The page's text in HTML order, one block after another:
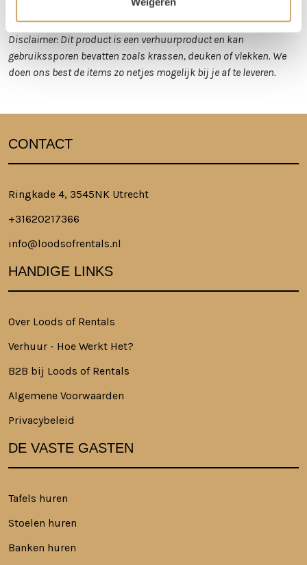
Disclaimer: Dit product is een verhuurproduct en kan
gebruikssporen bevatten zoals krassen, deuken of vlekken. We
doen ons best de items zo netjes mogelijk bij je af te leveren.
CONTACT
Ringkade 4, 3545NK Utrecht
+31620217366
info@loodsofrentals.nl
HANDIGE LINKS
Over Loods of Rentals
Verhuur - Hoe Werkt Het?
B2B bij Loods of Rentals
Algemene Voorwaarden
Privacybeleid
DE VASTE GASTEN
Tafels huren
Stoelen huren
Banken huren